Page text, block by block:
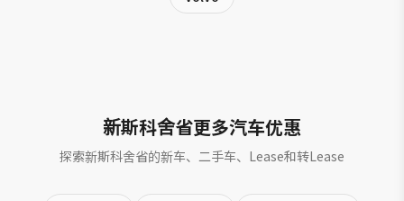
新斯科舍省更多汽车优惠
探索新斯科舍省的新车、二手车、Lease和转Lease